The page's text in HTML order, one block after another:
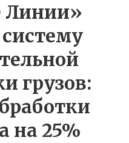
Линии»
грузов:
на 25%